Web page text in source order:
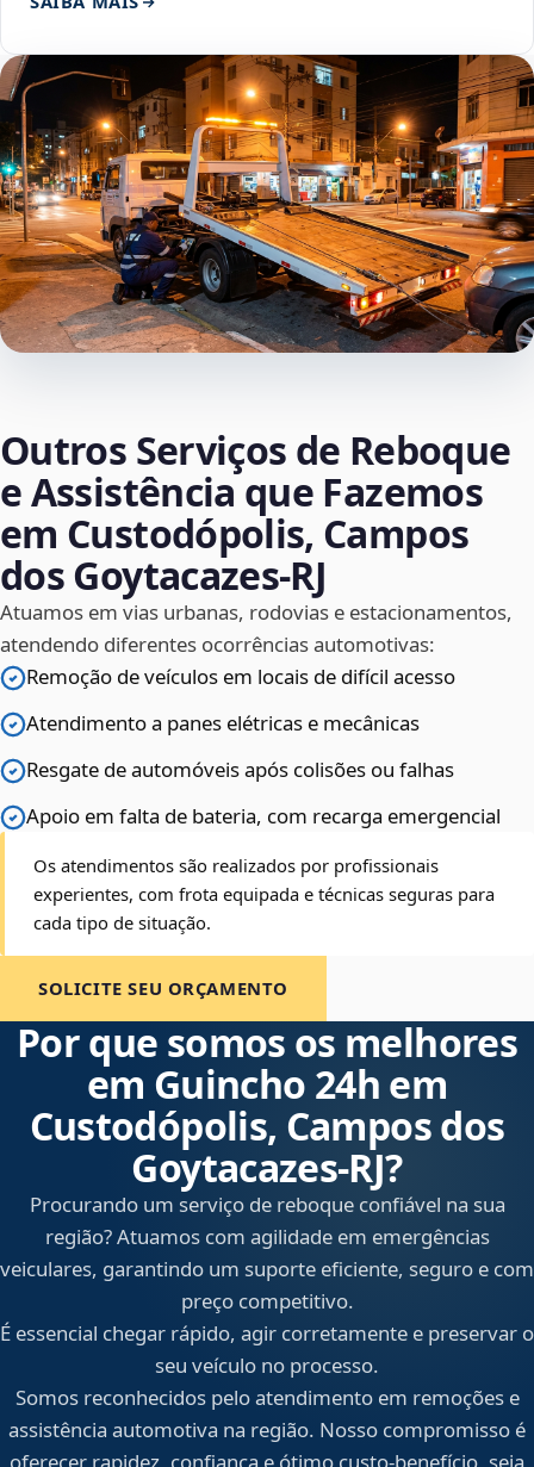
Outros Serviços de Reboque
e Assistência que Fazemos
em Custodópolis, Campos
dos Goytacazes‑RJ
Atuamos em vias urbanas, rodovias e estacionamentos,
atendendo diferentes ocorrências automotivas:
Remoção de veículos em locais de difícil acesso
Atendimento a panes elétricas e mecânicas
Resgate de automóveis após colisões ou falhas
Apoio em falta de bateria, com recarga emergencial
Os atendimentos são realizados por profissionais
experientes, com frota equipada e técnicas seguras para
cada tipo de situação.
SOLICITE SEU ORÇAMENTO
Por que somos os melhores
em Guincho 24h em
Custodópolis, Campos dos
Goytacazes‑RJ?
Procurando um serviço de reboque confiável na sua
região? Atuamos com agilidade em emergências
veiculares, garantindo um suporte eficiente, seguro e com
preço competitivo.
É essencial chegar rápido, agir corretamente e preservar o
seu veículo no processo.
Somos reconhecidos pelo atendimento em remoções e
assistência automotiva na região. Nosso compromisso é